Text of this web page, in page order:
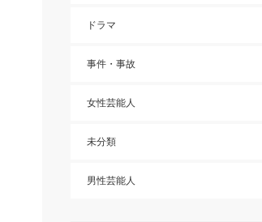
ドラマ
事件・事故
女性芸能人
未分類
男性芸能人